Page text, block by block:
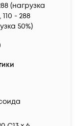
(нагрузка
110 - 288
50%)